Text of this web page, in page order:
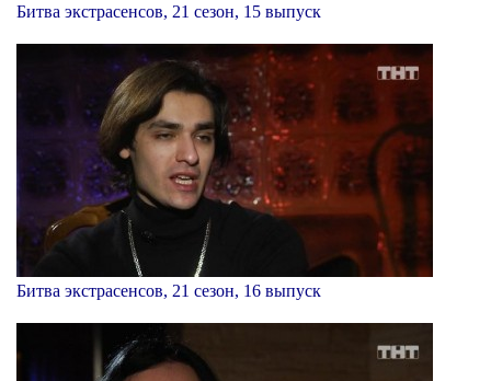
Битва экстрасенсов, 21 сезон, 15 выпуск
Битва экстрасенсов, 21 сезон, 16 выпуск